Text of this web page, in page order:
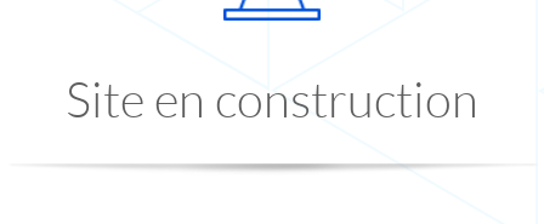
Site en construction